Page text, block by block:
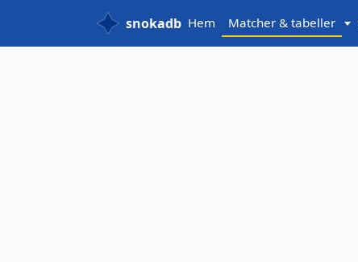
snokadb Hem Matcher & tabeller